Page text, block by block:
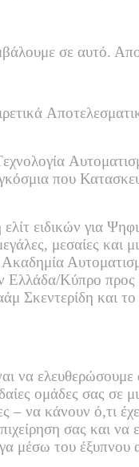
σε αυτό.
που
ειδικών για
μεσαίες και
Ακαδημία
Ελλάδα/Κύπρο
Σκεντερίδη και
να
ομάδες σας σε
– να κάνουν ό,τι
σας και να
μέσω του έξυπνου